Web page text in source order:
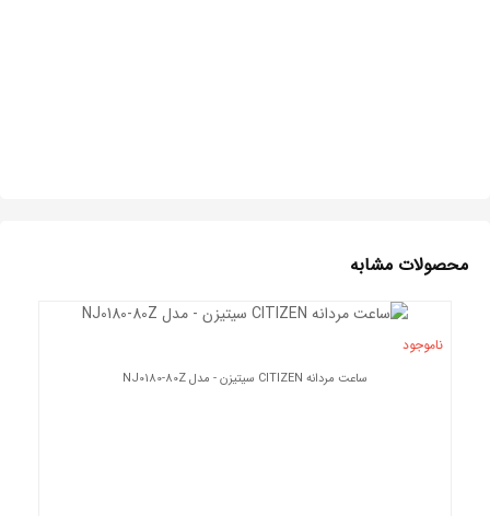
محصولات مشابه
ناموجود
ساعت مردانه CITIZEN سیتیزن - مدل NJ0180-80Z